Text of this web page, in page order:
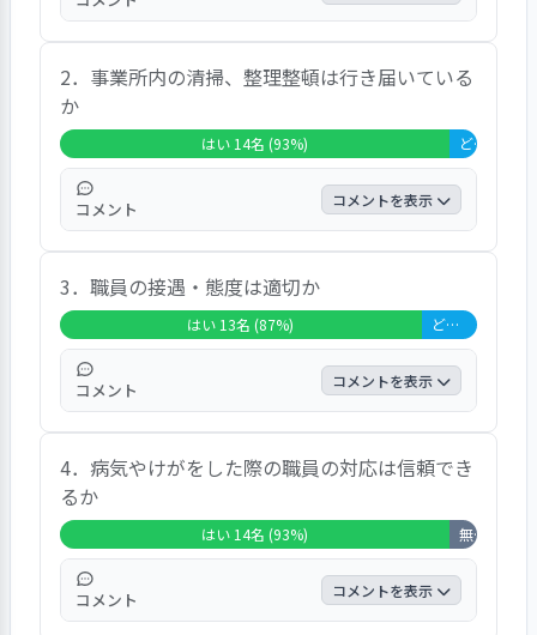
ル、認知症固有の言動に対する細やかな対応の様
子が伺えました。
「はい」の回答が12名で、80％になっていま
す。自由意見としては「こちらから聞かない
と教えてもらえない事がある。人によって差
が大きい」などの意見が見られました。
2．事業所内の清掃、整理整頓は行き届いている
か
はい 14名 (93%) どちらともいえない 1名 (7%)
コメント コメントを表示
「はい」の回答が14名で、93％になっていま
す。自由意見としては「大体は清潔とは思う
が、目につく小さなゴミをかなり取り除いて
いる」などの意見が見られました。
3．職員の接遇・態度は適切か
はい 13名 (87%) どちらともいえない 2名 (13%)
コメント コメントを表示
「はい」の回答が13名で、87％になっていま
す。自由意見としては「大体のスタッフは良
好だが気になる髪型が「うっ」と感じる事が
ある」などの意見が見られました。
4．病気やけがをした際の職員の対応は信頼でき
るか
はい 14名 (93%) 無回答・非該当 1名 (7%)
コメント コメントを表示